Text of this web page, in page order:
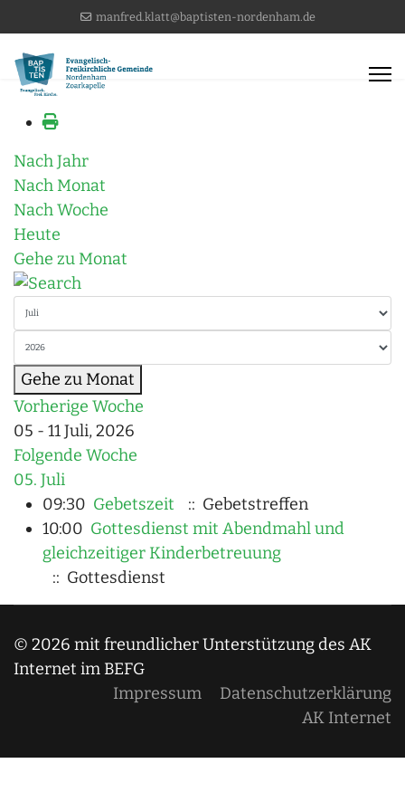
manfred.klatt@baptisten-nordenham.de
Nach Jahr
Nach Monat
Nach Woche
Heute
Gehe zu Monat
Gehe zu Monat
Vorherige Woche
05 - 11 Juli, 2026
Folgende Woche
05. Juli
09:30 Gebetszeit
:: Gebetstreffen
10:00 Gottesdienst mit Abendmahl und
gleichzeitiger Kinderbetreuung
:: Gottesdienst
© 2026 mit freundlicher Unterstützung des AK
Internet im BEFG
Impressum
Datenschutzerklärung
AK Internet